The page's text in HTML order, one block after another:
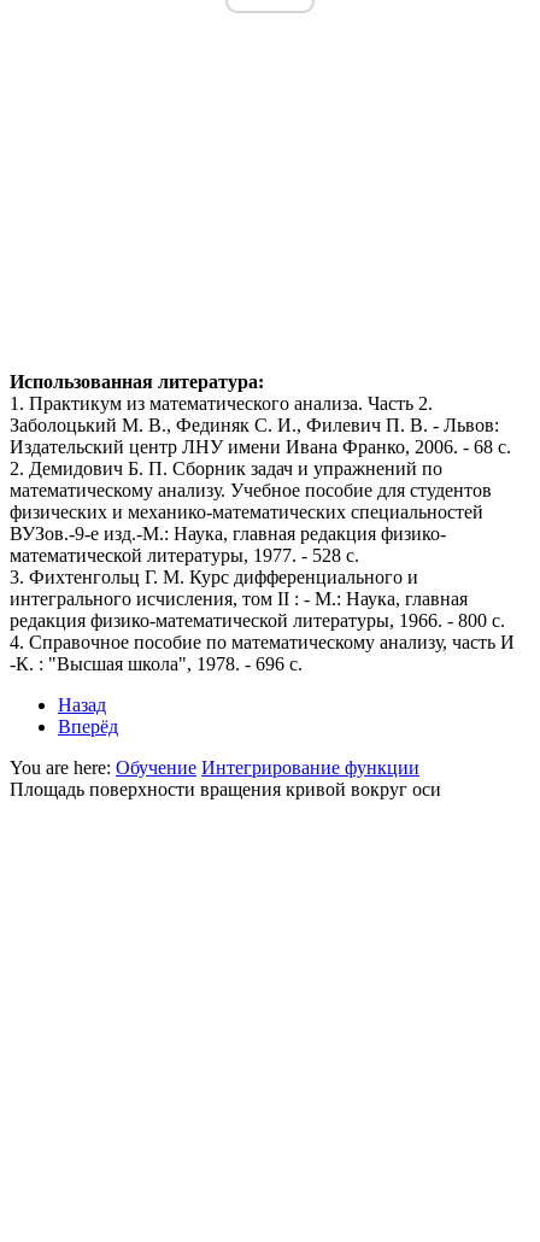
Использованная литература:
1. Практикум из математического анализа. Часть 2.
Заболоцький М. В., Фединяк С. И., Филевич П. В. - Львов:
Издательский центр ЛНУ имени Ивана Франко, 2006. - 68 с.
2. Демидович Б. П. Сборник задач и упражнений по
математическому анализу. Учебное пособие для студентов
физических и механико-математических специальностей
ВУЗов.-9-е изд.-М.: Наука, главная редакция физико-
математической литературы, 1977. - 528 с.
3. Фихтенгольц Г. М. Курс дифференциального и
интегрального исчисления, том ІІ : - М.: Наука, главная
редакция физико-математической литературы, 1966. - 800 с.
4. Справочное пособие по математическому анализу, часть И
-К. : "Высшая школа", 1978. - 696 с.
Назад
Вперёд
You are here: Обучение Интегрирование функции
Площадь поверхности вращения кривой вокруг оси